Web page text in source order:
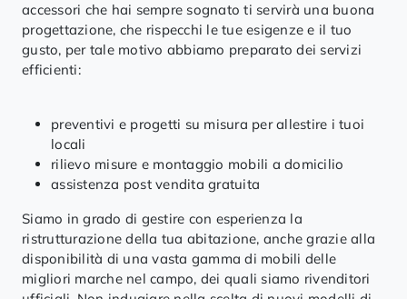
accessori che hai sempre sognato ti servirà una buona
progettazione, che rispecchi le tue esigenze e il tuo
gusto, per tale motivo abbiamo preparato dei servizi
efficienti:
preventivi e progetti su misura per allestire i tuoi
locali
rilievo misure e montaggio mobili a domicilio
assistenza post vendita gratuita
Siamo in grado di gestire con esperienza la
ristrutturazione della tua abitazione, anche grazie alla
disponibilità di una vasta gamma di mobili delle
migliori marche nel campo, dei quali siamo rivenditori